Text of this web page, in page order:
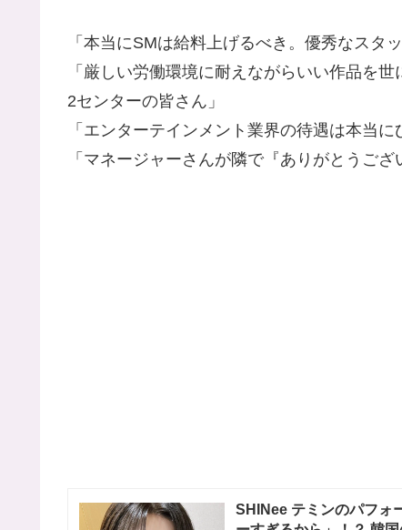
「本当にSMは給料上げるべき。優秀なスタ
「厳しい労働環境に耐えながらいい作品を
2センターの皆さん」
「エンターテインメント業界の待遇は本当に
「マネージャーさんが隣で『ありがとうござ
SHINee テミンのパフォ